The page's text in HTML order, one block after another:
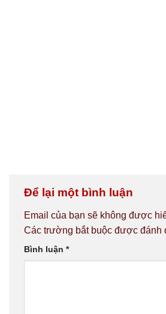
Để lại một bình luận
Email của bạn sẽ không được
Các trường bắt buộc được đánh
Bình luận *